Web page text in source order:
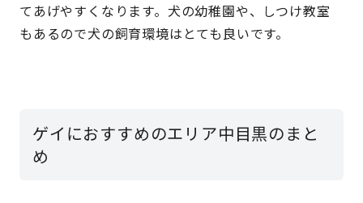
てあげやすくなります。犬の幼稚園や、しつけ教室
もあるので犬の飼育環境はとても良いです。
ゲイにおすすめのエリア中目黒のまと
め